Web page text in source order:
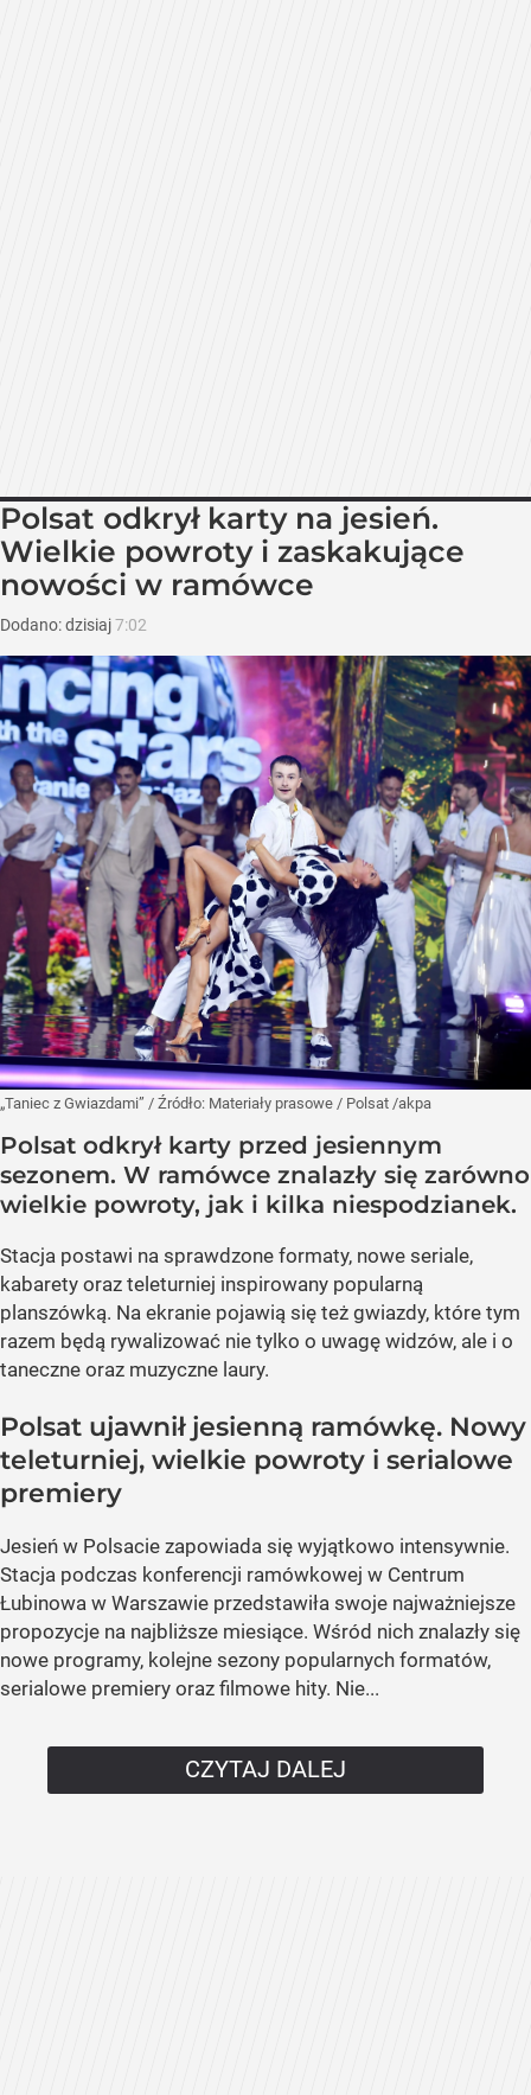
Polsat odkrył karty na jesień.
Wielkie powroty i zaskakujące
nowości w ramówce
Dodano:dzisiaj7:02
„Taniec z Gwiazdami” / Źródło: Materiały prasowe / Polsat /akpa
Polsat odkrył karty przed jesiennym
sezonem. W ramówce znalazły się zarówno
wielkie powroty, jak i kilka niespodzianek.
Stacja postawi na sprawdzone formaty, nowe seriale,
kabarety oraz teleturniej inspirowany popularną
planszówką. Na ekranie pojawią się też gwiazdy, które tym
razem będą rywalizować nie tylko o uwagę widzów, ale i o
taneczne oraz muzyczne laury.
Polsat ujawnił jesienną ramówkę. Nowy
teleturniej, wielkie powroty i serialowe
premiery
Jesień w Polsacie zapowiada się wyjątkowo intensywnie.
Stacja podczas konferencji ramówkowej w Centrum
Łubinowa w Warszawie przedstawiła swoje najważniejsze
propozycje na najbliższe miesiące. Wśród nich znalazły się
nowe programy, kolejne sezony popularnych formatów,
serialowe premiery oraz filmowe hity. Nie...
CZYTAJ DALEJ